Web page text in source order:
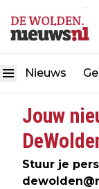
Nieuws
Jouw
Stuur je